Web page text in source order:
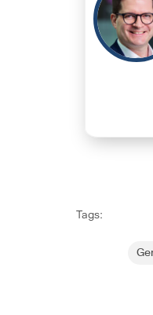
Tags: